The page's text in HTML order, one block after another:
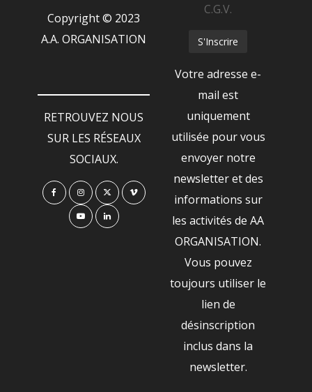
Copyright © 2023
A.A. ORGANISATION
RETROUVEZ NOUS
SUR LES RÉSEAUX
SOCIAUX.
C.G.V.
Votre adresse e-
mail est
uniquement
utilisée pour vous
envoyer notre
newsletter et des
informations sur
les activités de AA
ORGANISATION.
Vous pouvez
toujours utiliser le
lien de
désinscription
inclus dans la
newsletter.